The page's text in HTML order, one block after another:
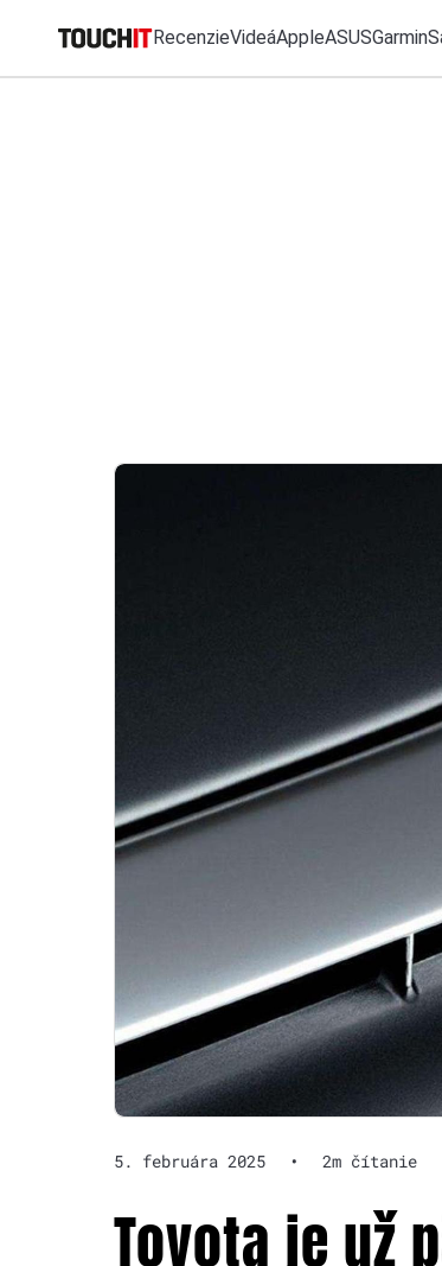
RecenzieVideáAppleASUSGarmin
5. februára 2025 • 2m čítanie
Toyota je už